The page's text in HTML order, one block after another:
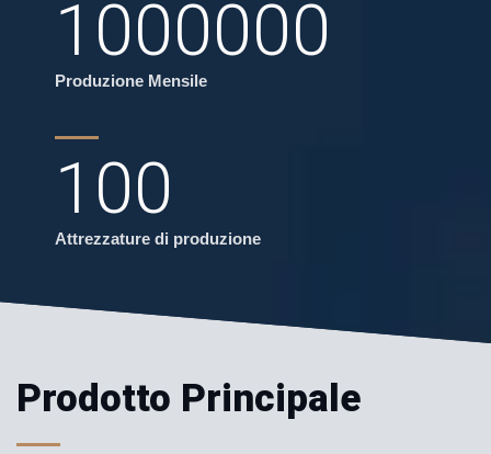
1000000
Produzione Mensile
100
Attrezzature di produzione
Prodotto Principale